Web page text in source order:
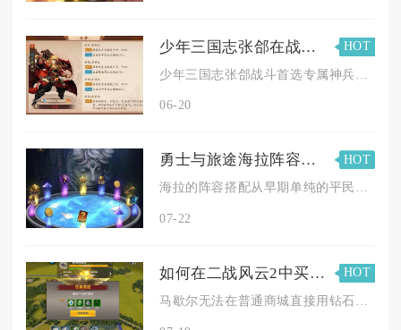
少年三国志张郃在战斗中该使用何种神兵
HOT
06-20
勇士与旅途海拉阵容有哪些变动
HOT
海拉的阵容搭配从早期单纯的平民过渡召唤体系，逐步转变为多套分...
07-22
如何在二战风云2中买到军官马歇尔
HOT